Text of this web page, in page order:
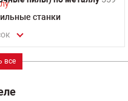
станки
все